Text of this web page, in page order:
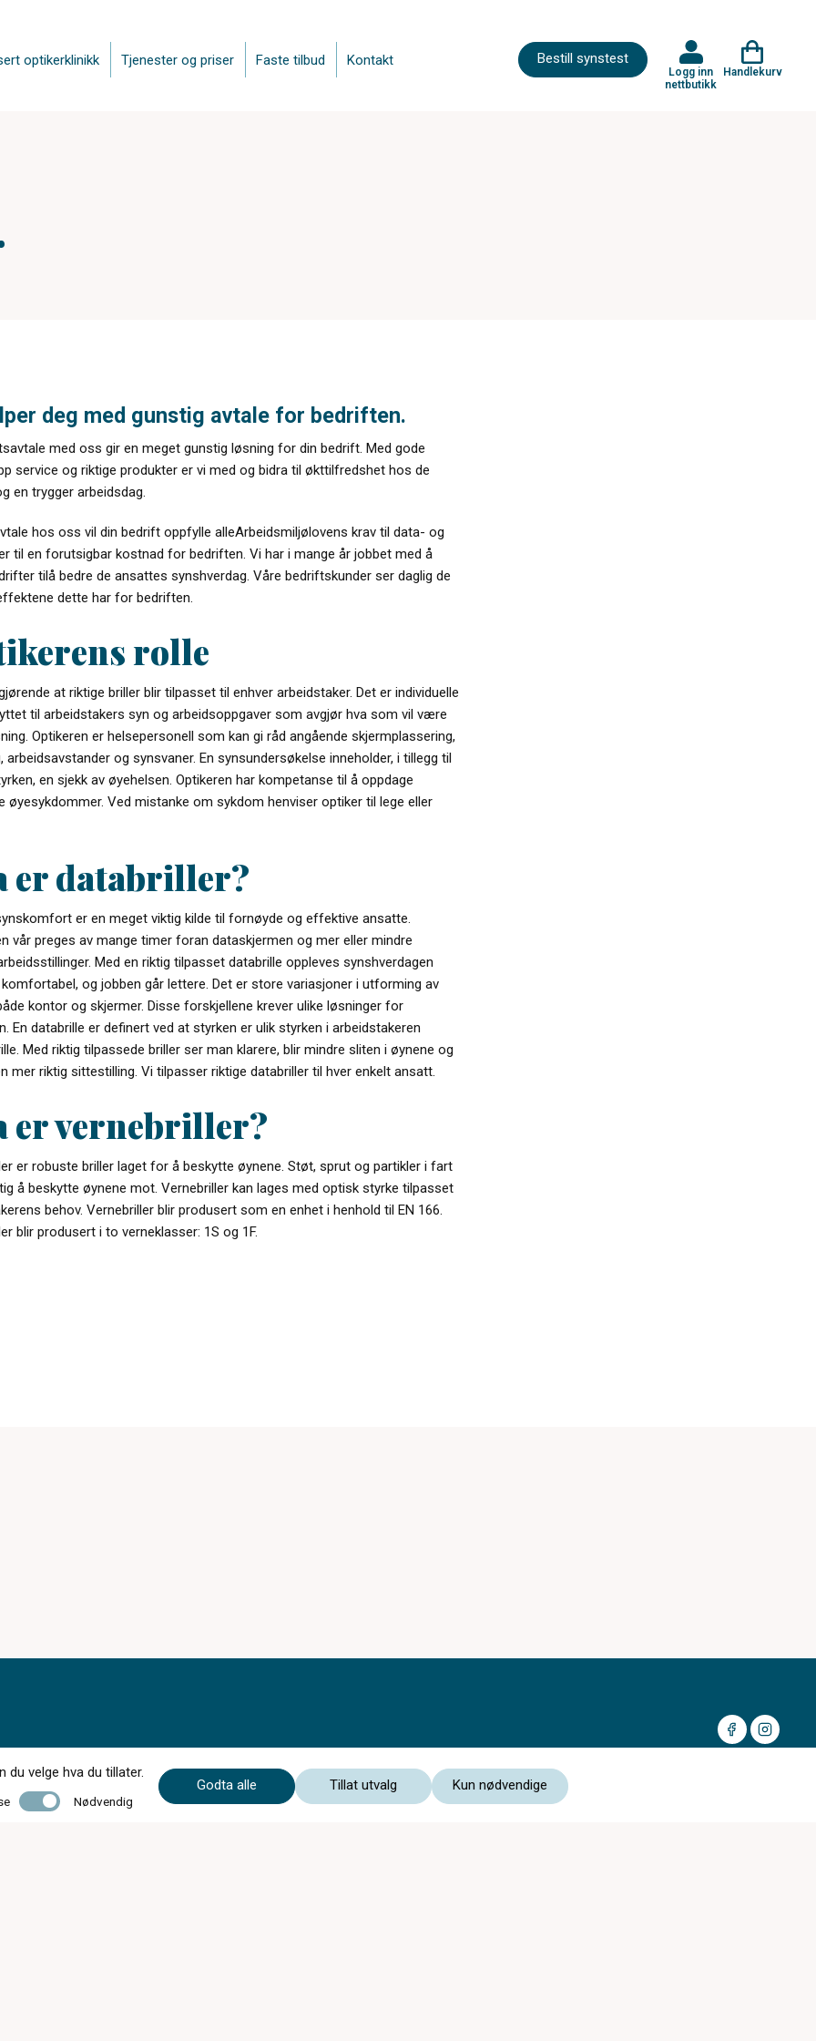
Bestill synstest
optikerklinikk Tjenester og priser Faste tilbud Kontakt
Logg inn
nettbutikk
Handlekurv
deg med gunstig avtale for bedriften.
med oss gir en meget gunstig løsning for din bedrift. Med gode
service og riktige produkter er vi med og bidra til økttilfredshet hos de
en trygger arbeidsdag.
hos oss vil din bedrift oppfylle alleArbeidsmiljølovens krav til data- og
til en forutsigbar kostnad for bedriften. Vi har i mange år jobbet med å
tilå bedre de ansattes synshverdag. Våre bedriftskunder ser daglig de
dette har for bedriften.
rolle
at riktige briller blir tilpasset til enhver arbeidstaker. Det er individuelle
til arbeidstakers syn og arbeidsoppgaver som avgjør hva som vil være
Optikeren er helsepersonell som kan gi råd angående skjermplassering,
arbeidsavstander og synsvaner. En synsundersøkelse inneholder, i tillegg til
en sjekk av øyehelsen. Optikeren har kompetanse til å oppdage
øyesykdommer. Ved mistanke om sykdom henviser optiker til lege eller
er databriller?
er en meget viktig kilde til fornøyde og effektive ansatte.
vår preges av mange timer foran dataskjermen og mer eller mindre
Med en riktig tilpasset databrille oppleves synshverdagen
og jobben går lettere. Det er store variasjoner i utforming av
kontor og skjermer. Disse forskjellene krever ulike løsninger for
En databrille er definert ved at styrken er ulik styrken i arbeidstakeren
Med riktig tilpassede briller ser man klarere, blir mindre sliten i øynene og
mer riktig sittestilling. Vi tilpasser riktige databriller til hver enkelt ansatt.
er vernebriller?
er robuste briller laget for å beskytte øynene. Støt, sprut og partikler i fart
å beskytte øynene mot. Vernebriller kan lages med optisk styrke tilpasset
behov. Vernebriller blir produsert som en enhet i henhold til EN 166.
blir produsert i to verneklasser: 1S og 1F.
Mandag - Fredag
09:00 - 18:00
velge hva du tillater.
Nødvendig Nødvendig
Godta alle Tillat utvalg Kun nødvendige